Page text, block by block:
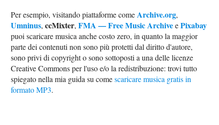
Per esempio, visitando piattaforme comeArchive.org,
Umninus,ccMixter,FMA — Free Music ArchiveePixabay
puoi scaricare musica anche costo zero, in quanto la maggior
parte dei contenuti non sono più protetti dal diritto d'autore,
sono privi di copyright o sono sottoposti a una delle licenze
Creative Commons per l'uso e/o la redistribuzione: trovi tutto
spiegato nella mia guida su comescaricare musica gratis in
formato MP3.